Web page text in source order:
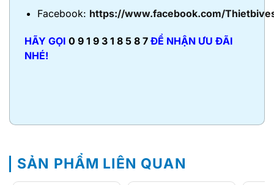
Facebook: https://www.facebook.com/
HÃY GỌI 0 9 1 9 3 1 8 5 8 7 ĐỂ NHẬN ƯU ĐÃI
NHÉ!
SẢN PHẨM LIÊN QUAN